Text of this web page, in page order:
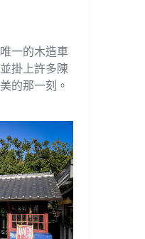
一的木造車
掛上許多陳
的那一刻。